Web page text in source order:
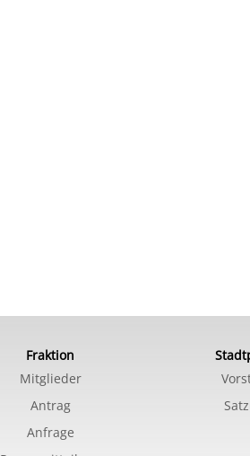
Fraktion
Mitglieder
Antrag
Anfrage